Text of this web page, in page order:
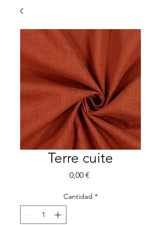
Terre cuite
0,00 €Precio
Cantidad *